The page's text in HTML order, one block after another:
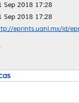
Sep 2018 17:28
Sep 2018 17:28
eprints.uanl.mx/id/